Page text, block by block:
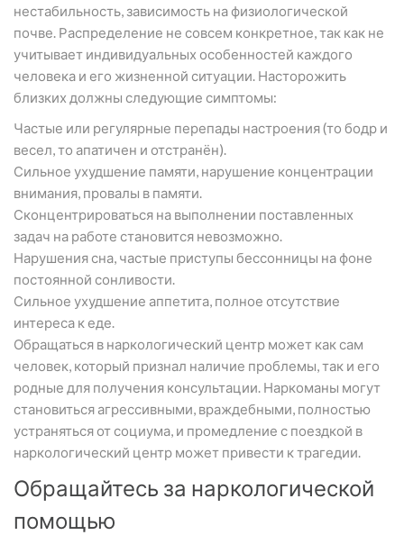
нестабильность, зависимость на физиологической
почве. Распределение не совсем конкретное, так как не
учитывает индивидуальных особенностей каждого
человека и его жизненной ситуации. Насторожить
близких должны следующие симптомы:
Частые или регулярные перепады настроения (то бодр и
весел, то апатичен и отстранён).
Сильное ухудшение памяти, нарушение концентрации
внимания, провалы в памяти.
Сконцентрироваться на выполнении поставленных
задач на работе становится невозможно.
Нарушения сна, частые приступы бессонницы на фоне
постоянной сонливости.
Сильное ухудшение аппетита, полное отсутствие
интереса к еде.
Обращаться в наркологический центр может как сам
человек, который признал наличие проблемы, так и его
родные для получения консультации. Наркоманы могут
становиться агрессивными, враждебными, полностью
устраняться от социума, и промедление с поездкой в
наркологический центр может привести к трагедии.
Обращайтесь за наркологической
помощью